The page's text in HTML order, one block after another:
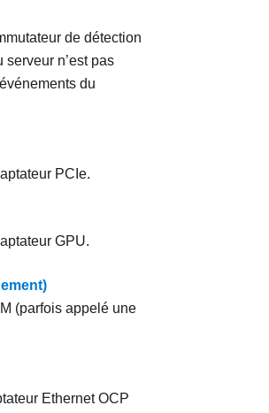
de détection
n’est pas
du
PCIe.
GPU.
(parfois appelé une
Ethernet OCP